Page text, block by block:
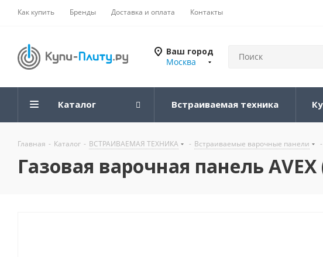
Как купить Бренды Доставка и оплата Контакты
Ваш город
Москва
Каталог Встраиваемая техника
Главная - Каталог - ВСТРАИВАЕМАЯ ТЕХНИКА - Встраиваемые варочные панели -
Газовая варочная панель